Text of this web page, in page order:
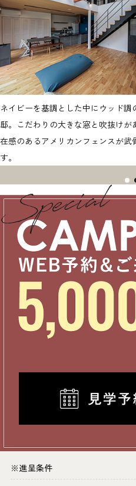
ネイビーを基調とした中にウッド
邸。こだわりの大きな窓と吹抜け
在感のあるアメリカンフェンスが
す。
※進呈条件